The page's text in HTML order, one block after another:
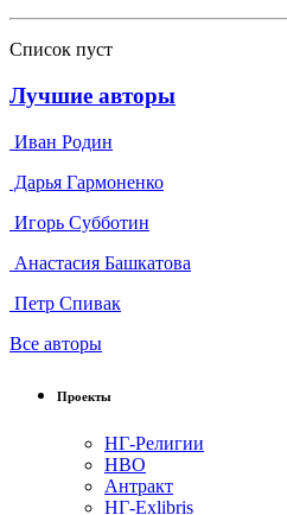
Список пуст
Лучшие авторы
Иван Родин
Дарья Гармоненко
Игорь Субботин
Анастасия Башкатова
Петр Спивак
Все авторы
Проекты
НГ-Религии
НВО
Антракт
НГ-Exlibris